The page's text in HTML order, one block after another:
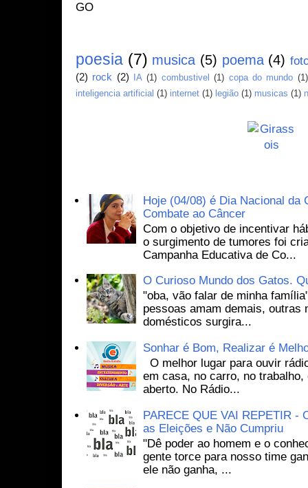
GO
poesia (7) musica (5) poema (4)
(2) rock (2) IA (1) combustivel (1) copa do mundo (1)
inteligencia artificial (1) internet (1) legião (1) musicas (1)
Hoje (04/08) é Dia Nacional da
Combate ao Câncer
Com o objetivo de incentivar
o surgimento de tumores foi
Campanha Educativa de Co...
O Curioso Mundo dos Gatos.
"oba, vão falar de minha
pessoas amam demais, outras
domésticos surgira...
Sonhar é Bom, Realizar é
O melhor lugar para ouvir
em casa, no carro, no
aberto. No Rádio...
PARECE QUE VAI REPETIR -
as Eleições e Não Cumpriu
"Dê poder ao homem e o
gente torce para nosso time
ele não ganha, ...